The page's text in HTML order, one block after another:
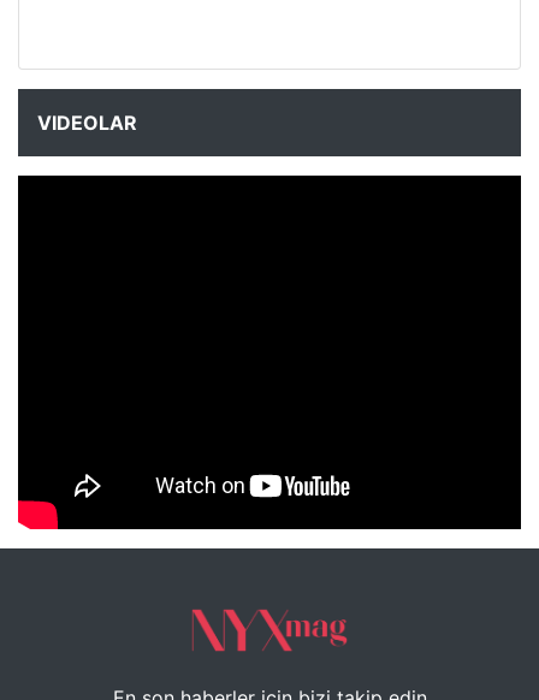
VIDEOLAR
NYXmag 2. Yaş Kutlama Etkinliği